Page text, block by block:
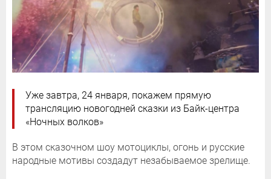
Уже завтра, 24 января, покажем прямую
трансляцию новогодней сказки из Байк-центра
«Ночных волков»
В этом сказочном шоу мотоциклы, огонь и русские
народные мотивы создадут незабываемое зрелище.